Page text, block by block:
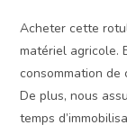
Acheter cette
matériel agricole.
consommation
De plus, nous
temps